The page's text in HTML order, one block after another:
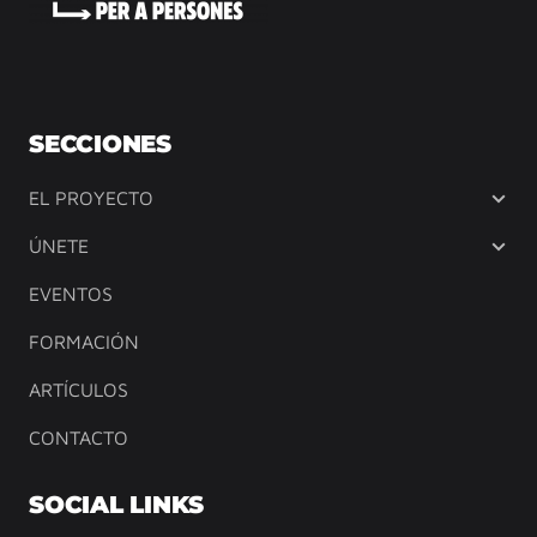
SECCIONES
EL PROYECTO
ÚNETE
EVENTOS
FORMACIÓN
ARTÍCULOS
CONTACTO
SOCIAL LINKS